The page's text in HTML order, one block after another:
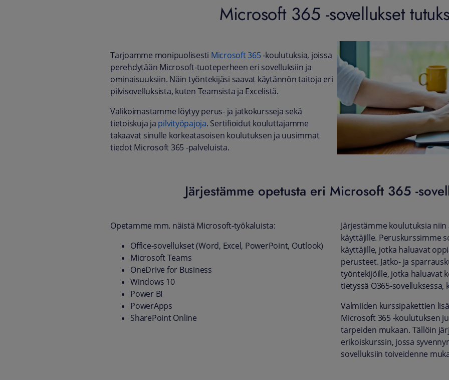
Microsoft 365 -sovellukset
Tarjoamme monipuolisesti Microsoft 365-koulutuksia, joissa
perehdytään Microsoft-tuoteperheen eri sovelluksiin ja
ominaisuuksiin. Näin työntekijäsi saavat käytännön taitoja eri
pilvisovelluksista, kuten Teamsista ja Excelistä.
Valikoimastamme löytyy perus- ja jatkokursseja sekä
tietoiskuja ja pilvityöpajoja. Sertifioidut kouluttajamme
takaavat sinulle korkeatasoisen koulutuksen ja uusimmat
tiedot Microsoft 365 -palveluista.
Järjestämme opetusta eri Microsoft 365 -
Opetamme mm. näistä Microsoft-työkaluista:
Office-sovellukset (Word, Excel, PowerPoint, Outlook)
Microsoft Teams
OneDrive for Business
Windows 10
Power BI
PowerApps
SharePoint Online
Järjestämme koulutuksia
käyttäjille. Peruskurssimme
käyttäjille, jotka haluavat
perusteet. Jatko- ja
työntekijöille, jotka haluavat
tietyssä O365-sovelluksessa,
Valmiiden kurssipakettien
Microsoft 365 -koulutuksen
tarpeiden mukaan. Tällöin
erikoiskurssin, jossa
sovelluksiin toiveidenne